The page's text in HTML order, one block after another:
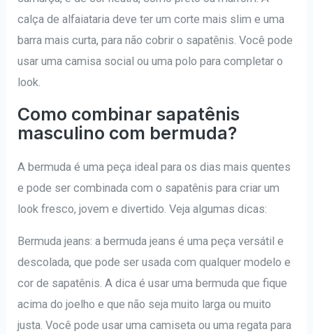
calça de alfaiataria deve ter um corte mais slim e uma
barra mais curta, para não cobrir o sapatênis. Você pode
usar uma camisa social ou uma polo para completar o
look.
Como combinar sapatênis
masculino com bermuda?
A bermuda é uma peça ideal para os dias mais quentes
e pode ser combinada com o sapatênis para criar um
look fresco, jovem e divertido. Veja algumas dicas:
Bermuda jeans: a bermuda jeans é uma peça versátil e
descolada, que pode ser usada com qualquer modelo e
cor de sapatênis. A dica é usar uma bermuda que fique
acima do joelho e que não seja muito larga ou muito
justa. Você pode usar uma camiseta ou uma regata para